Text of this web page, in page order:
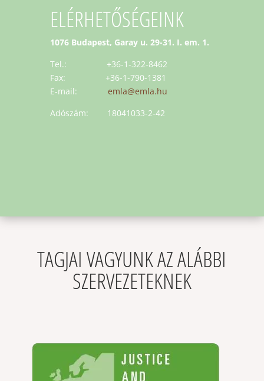
ELÉRHETŐSÉGEINK
1076 Budapest, Garay u. 29-31. I. em. 1.
Tel.: +36-1-322-8462
Fax: +36-1-790-1381
E-mail: emla@emla.hu
Adószám: 18041033-2-42
TAGJAI VAGYUNK AZ ALÁBBI
SZERVEZETEKNEK